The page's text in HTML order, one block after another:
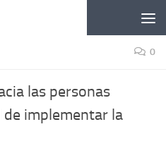
0
las personas
de implementar la